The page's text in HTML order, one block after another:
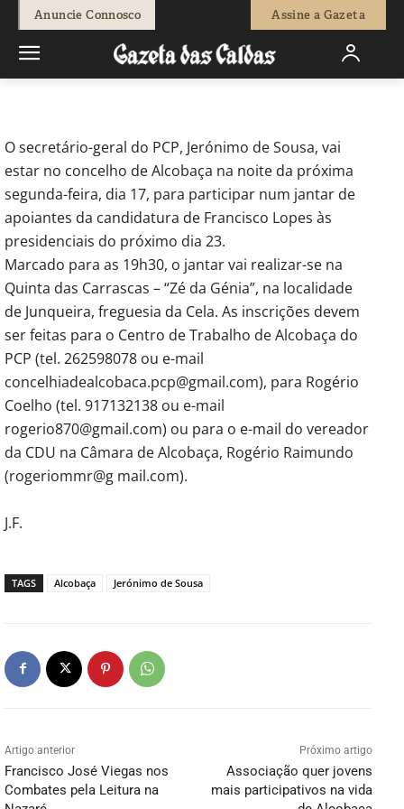
Anuncie Connosco Assine a Gazeta
Redação - 14 de Janeiro, 2011 0
O secretário-geral do PCP, Jerónimo de Sousa, vai
estar no concelho de Alcobaça na noite da próxima
segunda-feira, dia 17, para participar num jantar de
apoiantes da candidatura de Francisco Lopes às
presidenciais do próximo dia 23.
Marcado para as 19h30, o jantar vai realizar-se na
Quinta das Carrascas – “Zé da Génia”, na localidade
de Junqueira, freguesia da Cela. As inscrições devem
ser feitas para o Centro de Trabalho de Alcobaça do
PCP (tel. 262598078 ou e-mail
concelhiadealcobaca.pcp@gmail.com), para Rogério
Coelho (tel. 917132138 ou e-mail
rogerio870@gmail.com) ou para o e-mail do vereador
da CDU na Câmara de Alcobaça, Rogério Raimundo
(rogeriommr@g mail.com).
J.F.
TAGS Alcobaça Jerónimo de Sousa
Artigo anterior
Francisco José Viegas nos
Combates pela Leitura na
Próximo artigo
Associação quer jovens
mais participativos na vida